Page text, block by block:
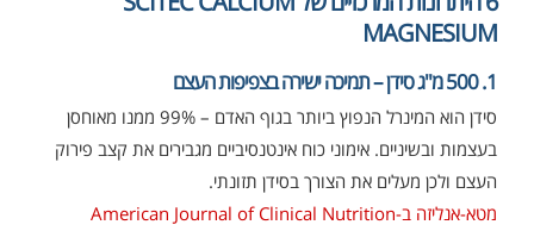
MAGNESIUM
1. 500 מ"ג סידן – תמיכה ישירה בצפיפות העצם
סידן הוא המינרל הנפוץ ביותר בגוף האדם – 99% ממנו מאוחסן
בעצמות ובשיניים. אימוני כוח אינטנסיביים מגבירים את קצב פירוק
העצם ולכן מעלים את הצורך בסידן תזונתי.
מטא-אנליזה ב-American Journal of Clinical Nutrition